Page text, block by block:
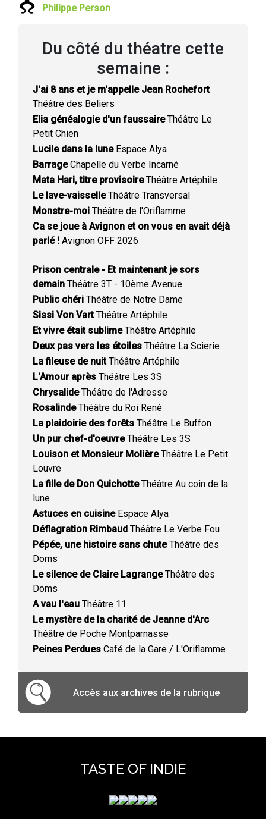
Philippe Person
Du côté du théatre cette
semaine :
J'ai 8 ans et je m'appelle Jean Rochefort
Théâtre des Beliers
Elia généalogie d'un faussaireThéâtre Le
Petit Chien
Lucile dans la luneEspace Alya
BarrageChapelle du Verbe Incarné
Mata Hari, titre provisoireThéâtre Artéphile
Le lave-vaisselleThéâtre Transversal
Monstre-moi Théâtre de l'Oriflamme
Ca se joue à Avignon et on vous en avait déjà
parlé ! Avignon OFF 2026
Prison centrale - Et maintenant je sors
demain Théâtre 3T - 10ème Avenue
Public chéri Théâtre de Notre Dame
Sissi Von VartThéâtre Artéphile
Et vivre était sublimeThéâtre Artéphile
Deux pas vers les étoiles Théâtre La Scierie
La fileuse de nuitThéâtre Artéphile
L'Amour après Théâtre Les 3S
ChrysalideThéâtre de l'Adresse
RosalindeThéâtre du Roi René
La plaidoirie des forêts Théâtre Le Buffon
Un pur chef-d'oeuvreThéâtre Les 3S
Louison et Monsieur MolièreThéâtre Le Petit
Louvre
La fille de Don QuichotteThéâtre Au coin de la
lune
Astuces en cuisineEspace Alya
Déflagration Rimbaud Théâtre Le Verbe Fou
Pépée, une histoire sans chuteThéâtre des
Doms
Le silence de Claire LagrangeThéâtre des
Doms
A vau l'eau Théâtre 11
Le mystère de la charité de Jeanne d'Arc
Théâtre de Poche Montparnasse
Peines Perdues Café de la Gare / L'Oriflamme
Accès aux archives de la rubrique
TASTE OF INDIE